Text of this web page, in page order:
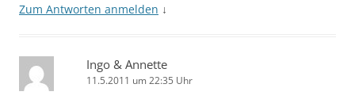
Zum Antworten anmelden ↓
Ingo & Annette
11.5.2011 um 22:35 Uhr